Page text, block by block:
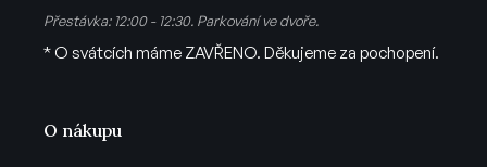
O nákupu
Přestávka: 12:00 - 12:30. Parkování ve dvoře.
* O svátcích máme ZAVŘENO. Děkujeme za pochopení.